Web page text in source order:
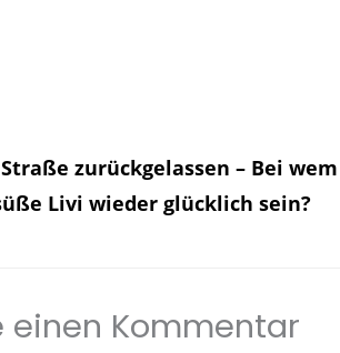
zurückgelassen – Bei wem
Livi wieder glücklich sein?
einen Kommentar